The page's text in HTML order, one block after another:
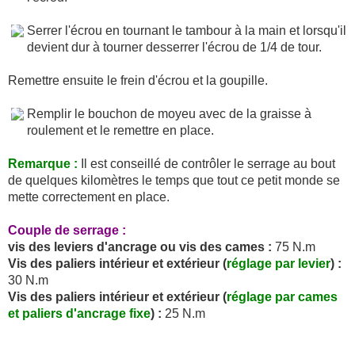
Serrer l'écrou en tournant le tambour à la main et lorsqu'il
devient dur à tourner desserrer l'écrou de 1/4 de tour.
Remettre ensuite le frein d'écrou et la goupille.
Remplir le bouchon de moyeu avec de la graisse à
roulement et le remettre en place.
Remarque : Il est conseillé de contrôler le serrage au bout
de quelques kilomètres le temps que tout ce petit monde se
mette correctement en place.
Couple de serrage :
vis des leviers d'ancrage ou vis des cames : 75 N.m
Vis des paliers intérieur et extérieur (réglage par levier) :
30 N.m
Vis des paliers intérieur et extérieur (réglage par cames
et paliers d'ancrage fixe) : 25 N.m